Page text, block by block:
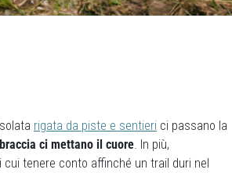
rigata da piste e sentieri ci passano la
ci mettano il cuore. In più,
tenere conto affinché un trail duri nel